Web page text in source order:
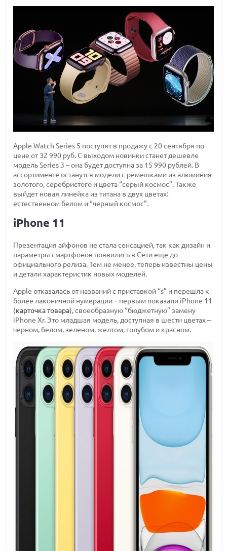
Apple Watch Series 5 поступят в продажу с 20 сентября по
цене от 32 990 руб. С выходом новинки станет дешевле
модель Series 3 – она будет доступна за 15 990 рублей. В
ассортименте останутся модели с ремешками из алюминия
золотого, серебристого и цвета “серый космос”. Также
выйдет новая линейка из титана в двух цветах:
естественном белом и “черный космос”.
iPhone 11
Презентация айфонов не стала сенсацией, так как дизайн и
параметры смартфонов появились в Сети еще до
официального релиза. Тем не менее, теперь известны цены
и детали характеристик новых моделей.
Apple отказалась от названий с приставкой “s” и перешла к
более лаконичной нумерации – первым показали iPhone 11
(карточка товара), своеобразную “бюджетную” замену
iPhone Xr. Это младшая модель, доступная в шести цветах –
черном, белом, зеленом, желтом, голубом и красном.